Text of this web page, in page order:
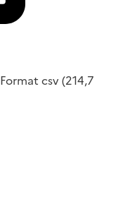
Format csv(214,7